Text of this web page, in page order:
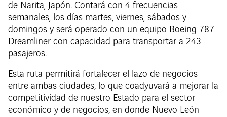
de Narita, Japón. Contará con 4 frecuencias
semanales, los días martes, viernes, sábados y
domingos y será operado con un equipo Boeing 787
Dreamliner con capacidad para transportar a 243
pasajeros.
Esta ruta permitirá fortalecer el lazo de negocios
entre ambas ciudades, lo que coadyuvará a mejorar la
competitividad de nuestro Estado para el sector
económico y de negocios, en donde Nuevo León